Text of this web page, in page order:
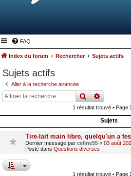
FAQ
Index du forum Rechercher Sujets actifs
Sujets actifs
Aller à la recherche avancée
rechercher
recherche
1 résultat trouvé • Page
Sujets
Tire-lait main libre, quelqu'un a
Dernier message par celine55 « 03 août
Posté dans Questions diverses
1 résultat trouvé • Page